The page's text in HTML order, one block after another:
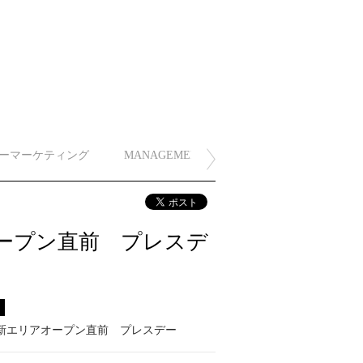
マーケティング MANAGEMENT
プン直前 プレスデ
エリアオープン直前 プレスデー